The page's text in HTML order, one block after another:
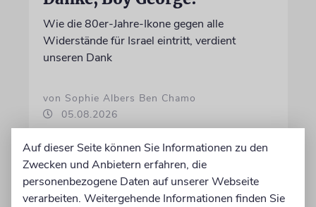
Wie die 80er-Jahre-Ikone gegen alle
Widerstände für Israel eintritt, verdient
unseren Dank
von Sophie Albers Ben Chamo
05.08.2026
Auf dieser Seite können Sie Informationen zu den
Zwecken und Anbietern erfahren, die
personenbezogene Daten auf unserer Webseite
verarbeiten. Weitergehende Informationen finden Sie